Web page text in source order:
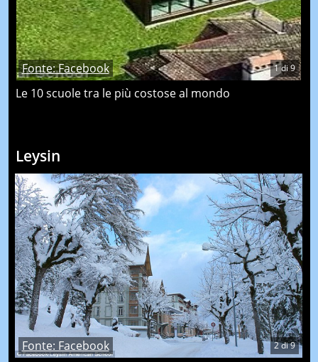
1di9
Fonte: Facebook
Le 10 scuole tra le più costose al mondo
Leysin
2di9
Fonte: Facebook